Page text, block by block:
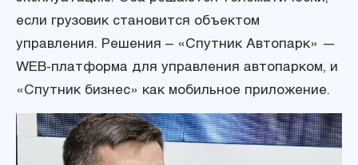
если грузовик становится объектом
управления. Решения – «Спутник Автопарк» —
WEB-платформа для управления автопарком, и
«Спутник бизнес» как мобильное приложение.